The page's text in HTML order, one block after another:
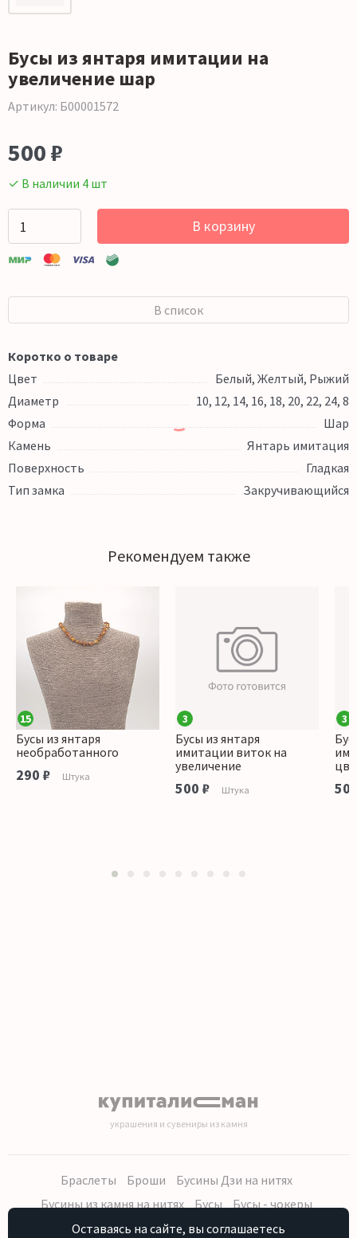
Бусы из янтаря имитации на
увеличение шар
Артикул: Б00001572
500 ₽
✓ В наличии 4 шт
В корзину
В список
Коротко о товаре
Цвет
Белый, Желтый, Рыжий
Диаметр
10, 12, 14, 16, 18, 20, 22, 24, 8
Форма
Шар
Камень
Янтарь имитация
Поверхность
Гладкая
Тип замка
Закручивающийся
Рекомендуем также
15
Бусы из янтаря
необработанного
290 ₽ Штука
3
Бусы из янтаря
имитации виток на
увеличение
500 ₽ Штука
3
украшения и сувениры из камня
Браслеты Броши
Бусины Дзи на нитях
Бусины из камня на нитях
Бусы
Бусы - чокеры
Кольца, серьги
Кулоны Наборы (бусы, браслет, серьги)
Оставаясь на сайте, вы соглашаетесь